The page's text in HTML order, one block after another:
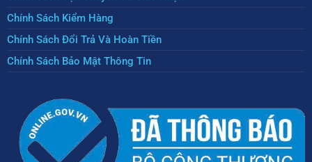
Chính Sách Kiểm Hàng
Chính Sách Đổi Trả Và Hoàn Tiền
Chính Sách Bảo Mật Thông Tin